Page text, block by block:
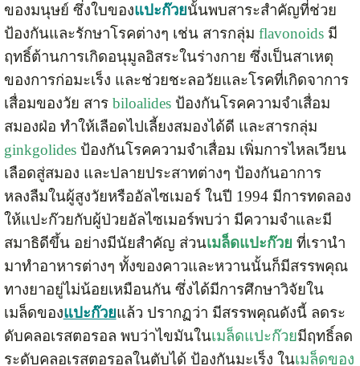
ของมนุษย์ ซึ่งใบของแปะก๊วยนั้นพบสาระสำคัญที่ช่วย
ป้องกันและรักษาโรคต่างๆ เช่น สารกลุ่ม flavonoidsมี
ฤทธิ์ต้านการเกิดอนุมูลอิสระในร่างกาย ซึ่งเป็นสาเหตุ
ของการก่อมะเร็ง และช่วยชะลอวัยและโรคที่เกิดจาการ
เสื่อมของวัย สาร biloalidesป้องกันโรคความจำเสื่อม
สมองฝ่อ ทำให้เลือดไปเลี้ยงสมองได้ดี และสารกลุ่ม
ginkgolidesป้องกันโรคความจำเสื่อม เพิ่มการไหลเวียน
เลือดสู่สมอง และปลายประสาทต่างๆ ป้องกันอาการ
หลงลืมในผู้สูงวัยหรืออัลไซเมอร์ ในปี 1994 มีการทดลอง
ให้แปะก๊วยกับผู้ป่วยอัลไซเมอร์พบว่า มีความจำและมี
สมาธิดีขึ้น อย่างมีนัยสำคัญ ส่วนเมล็ดแปะก๊วย ที่เรานำ
มาทำอาหารต่างๆ ทั้งของคาวและหวานนั้นก็มีสรรพคุณ
ทางยาอยู่ไม่น้อยเหมือนกัน ซึ่งได้มีการศึกษาวิจัยใน
เมล็ดของแปะก๊วยแล้ว ปรากฏว่า มีสรรพคุณดังนี้ ลดระ
ดับคลอเรสตอรอล พบว่าไขมันในเมล็ดแปะก๊วยมีฤทธิ์ลด
ระดับคลอเรสตอรอลในตับได้ ป้องกันมะเร็ง ในเมล็ดของ